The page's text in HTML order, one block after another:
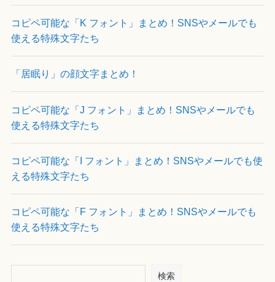
コピペ可能な「K フォント」まとめ！SNSやメールでも
使える特殊文字たち
「居眠り」の顔文字まとめ！
コピペ可能な「J フォント」まとめ！SNSやメールでも
使える特殊文字たち
コピペ可能な「I フォント」まとめ！SNSやメールでも使
える特殊文字たち
コピペ可能な「F フォント」まとめ！SNSやメールでも
使える特殊文字たち
検索